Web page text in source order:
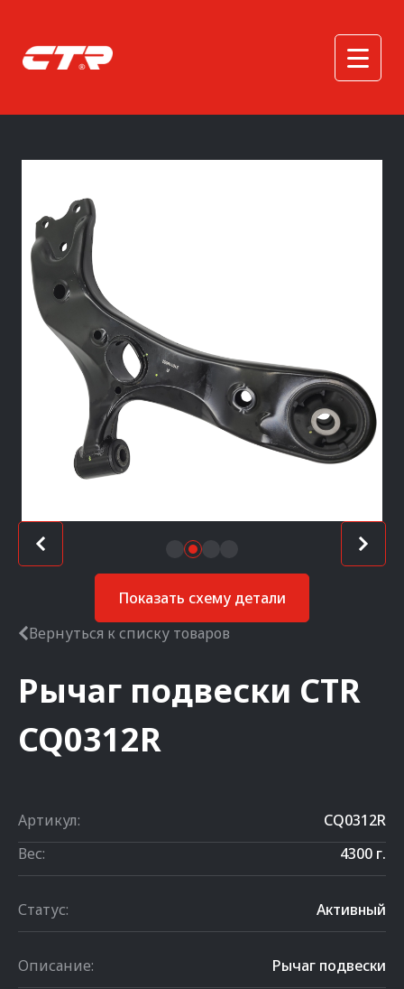
Показать схему детали
Вернуться к списку товаров
Рычаг подвески CTR
CQ0312R
Артикул:
CQ0312R
Вес:
4300 г.
Статус: Активный
Описание: Рычаг подвески